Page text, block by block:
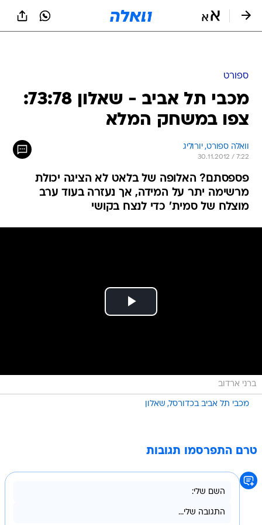
ספורט
מכבי תל אביב - שאלון 73:78:
צפו במשחק המלא
וואלה ספורט, יורוליג
30.11.2012 / 7:22
פספסתם? האלופה של בלאט לא הציגה יכולת
מרשימה יתר על המידה, אך נעזרה בעוד ערב
מוצלח של סמית' כדי לנצח בקושי
ברני ארדוב
מכבי תל אביב בכדורסל שאלון
טרם התפרסמו תגובות